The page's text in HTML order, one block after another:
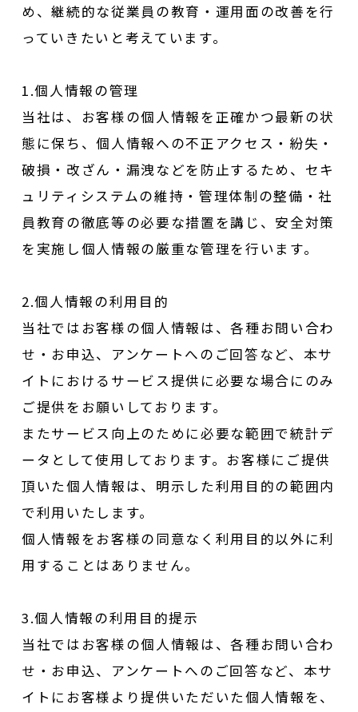
め、継続的な従業員の教育・運用面の改善を行
っていきたいと考えています。
1.個人情報の管理
当社は、お客様の個人情報を正確かつ最新の状
態に保ち、個人情報への不正アクセス・紛失・
破損・改ざん・漏洩などを防止するため、セキ
ュリティシステムの維持・管理体制の整備・社
員教育の徹底等の必要な措置を講じ、安全対策
を実施し個人情報の厳重な管理を行います。
2.個人情報の利用目的
当社ではお客様の個人情報は、各種お問い合わ
せ・お申込、アンケートへのご回答など、本サ
イトにおけるサービス提供に必要な場合にのみ
ご提供をお願いしております。
またサービス向上のために必要な範囲で統計デ
ータとして使用しております。お客様にご提供
頂いた個人情報は、明示した利用目的の範囲内
で利用いたします。
個人情報をお客様の同意なく利用目的以外に利
用することはありません。
3.個人情報の利用目的提示
当社ではお客様の個人情報は、各種お問い合わ
せ・お申込、アンケートへのご回答など、本サ
イトにお客様より提供いただいた個人情報を、